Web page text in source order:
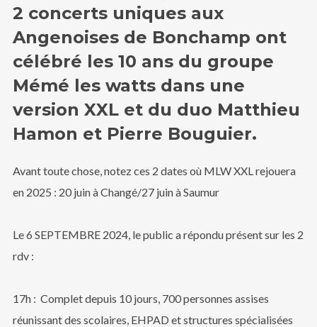
2 concerts uniques aux
Angenoises de Bonchamp ont
célébré les 10 ans du groupe
Mémé les watts dans une
version XXL et du duo Matthieu
Hamon et Pierre Bouguier.
Avant toute chose, notez ces 2 dates où MLW XXL rejouera
en 2025 : 20 juin à Changé/27 juin à Saumur
Le 6 SEPTEMBRE 2024, le public a répondu présent sur les 2
rdv :
17h : Complet depuis 10 jours, 700 personnes assises
réunissant des scolaires, EHPAD et structures spécialisées